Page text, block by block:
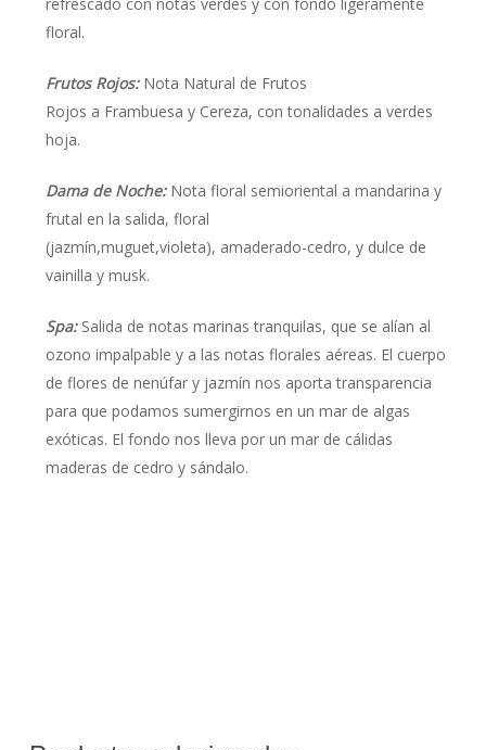
floral.
Frutos Rojos:Nota Natural de Frutos
Rojos a Frambuesa y Cereza, con tonalidades a verdes
hoja.
Dama de Noche:Nota floral semioriental a mandarina y
frutal en la salida, floral
(jazmín,muguet,violeta), amaderado-cedro, y dulce de
vainilla y musk.
Spa: Salida de notas marinas tranquilas, que se alían al
ozono impalpable y a las notas florales aéreas. El cuerpo
de flores de nenúfar y jazmín nos aporta transparencia
para que podamos sumergirnos en un mar de algas
exóticas. El fondo nos lleva por un mar de cálidas
maderas de cedro y sándalo.